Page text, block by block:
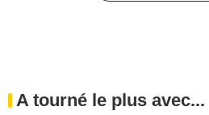
A tourné le plus avec...